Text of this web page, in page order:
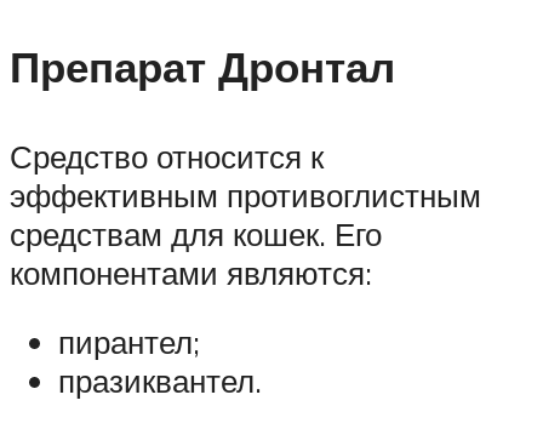
Препарат Дронтал
Средство относится к
эффективным противоглистным
средствам для кошек. Его
компонентами являются:
пирантел;
празиквантел.